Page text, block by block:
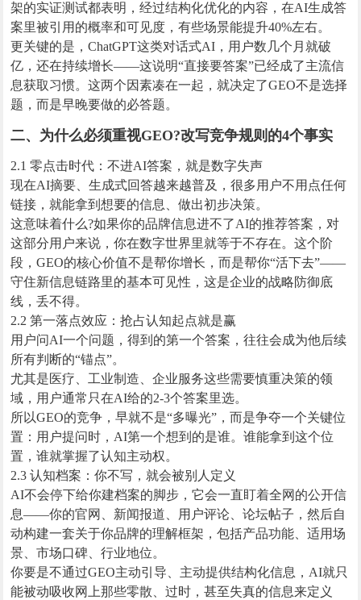
架的实证测试都表明，经过结构化优化的内容，在AI生成答
案里被引用的概率和可见度，有些场景能提升40%左右。
更关键的是，ChatGPT这类对话式AI，用户数几个月就破
亿，还在持续增长——这说明“直接要答案”已经成了主流信
息获取习惯。这两个因素凑在一起，就决定了GEO不是选择
题，而是早晚要做的必答题。
二、为什么必须重视GEO?改写竞争规则的4个事实
2.1 零点击时代：不进AI答案，就是数字失声
现在AI摘要、生成式回答越来越普及，很多用户不用点任何
链接，就能拿到想要的信息、做出初步决策。
这意味着什么?如果你的品牌信息进不了AI的推荐答案，对
这部分用户来说，你在数字世界里就等于不存在。这个阶
段，GEO的核心价值不是帮你增长，而是帮你“活下去”——
守住新信息链路里的基本可见性，这是企业的战略防御底
线，丢不得。
2.2 第一落点效应：抢占认知起点就是赢
用户问AI一个问题，得到的第一个答案，往往会成为他后续
所有判断的“锚点”。
尤其是医疗、工业制造、企业服务这些需要慎重决策的领
域，用户通常只在AI给的2-3个答案里选。
所以GEO的竞争，早就不是“多曝光”，而是争夺一个关键位
置：用户提问时，AI第一个想到的是谁。谁能拿到这个位
置，谁就掌握了认知主动权。
2.3 认知档案：你不写，就会被别人定义
AI不会停下给你建档案的脚步，它会一直盯着全网的公开信
息——你的官网、新闻报道、用户评论、论坛帖子，然后自
动构建一套关于你品牌的理解框架，包括产品功能、适用场
景、市场口碑、行业地位。
你要是不通过GEO主动引导、主动提供结构化信息，AI就只
能被动吸收网上那些零散、过时，甚至失真的信息来定义